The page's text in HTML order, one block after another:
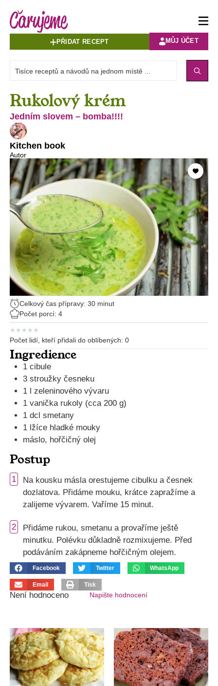
PŘIDAT RECEPT MŮJ ÚČET
Rukolový krém
Jedním slovem – bomba!!!!
Kitchen book
Autor
Celkový čas přípravy: 30 minut
Počet porcí: 4
★ ★ ★ ★ ★
Počet lidí, kteří přidali do oblíbených: 0
Ingredience
1 cibule
3 stroužky česneku
1 l zeleninového vývaru
1 vanička rukoly (cca 200 g)
1 dcl smetany
1 lžíce hladké mouky
máslo, hořčičný olej
Postup
1
Na kousku másla orestujeme cibulku a česnek
dozlatova. Přidáme mouku, krátce zapražíme a
zalijeme vývarem. Vaříme 15 minut.
2
Přidáme rukou, smetanu a provaříme ještě
minutku. Polévku důkladně rozmixujeme. Před
podáváním zakápneme hořčičným olejem.
Facebook Twitter WhatsApp
Email Tisk
Není hodnoceno Napište hodnocení